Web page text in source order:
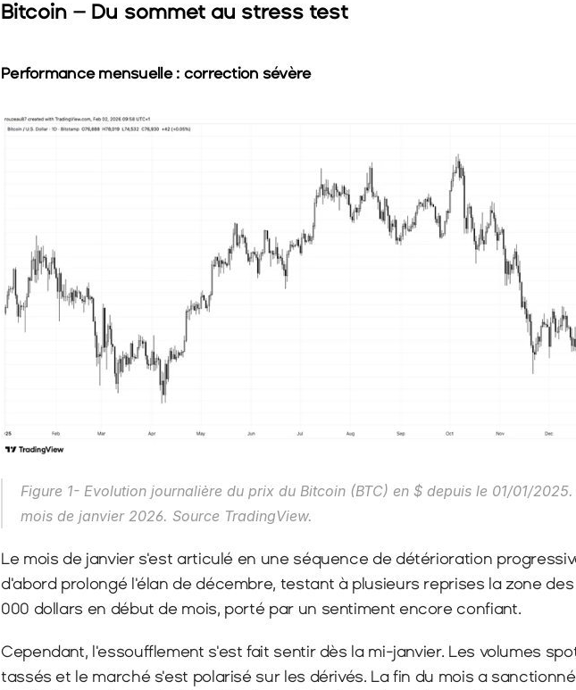
Bitcoin – Du sommet au stress test
Performance mensuelle : correction sévère
Figure 1- Evolution journalière du prix du Bitcoin (BTC) en $ depuis le 01/01/
mois de janvier 2026. Source TradingView.
Le mois de janvier s'est articulé en une séquence de détérioration
d'abord prolongé l'élan de décembre, testant à plusieurs reprises la zone
000 dollars en début de mois, porté par un sentiment encore confiant.
Cependant, l'essoufflement s'est fait sentir dès la mi-janvier. Les volumes
tassés et le marché s'est polarisé sur les dérivés. La fin du mois a